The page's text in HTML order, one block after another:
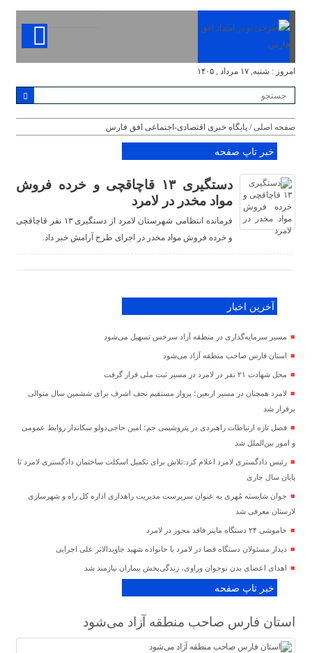
امروز : شنبه, ۱۷ مرداد , ۱۴۰۵
صفحه اصلی/ پایگاه خبری اقتصادی-اجتماعی افق فارس
خبر تاپ صفحه
دستگیری ۱۳ قاچاقچی و خرده فروش
مواد مخدر در لامرد
فرمانده انتظامی شهرستان لامرد از دستگیری ۱۳ نفر قاچاقچی
و خرده فروش مواد مخدر در اجرای طرح آرامش خبر داد.
آخرین اخبار
مسیر سرمایه‌گذاری در منطقه آزاد سرخس تسهیل می‌شود
استان فارس صاحب منطقه آزاد می‌شود
محل شهادت ۲۱ نفر در لامرد در مسیر ثبت ملی قرار گرفت
لامرد همچنان در مسیر اربعین؛ پرواز مستقیم نجف اشرف برای ششمین سال متوالی
برقرار شد
فصل تازه ارتباطات راهبردی در پتروشیمی جم؛ امین حاجی‌دولو سکاندار روابط عمومی
و امور بین‌الملل شد
رئیس دادگستری لامرد اعلام کرد:تلاش برای تکمیل اسکلت ساختمان دادگستری لامرد تا
پایان سال جاری
جوان شایسته مُهری به عنوان سرپرست مدیریت راهداری اداره کل راه و شهرسازی
لارستان معرفی شد
خاموشی ۲۴ دستگاه ماینر فاقد مجوز در لامرد
دیدار مسئولان دستگاه قضا در لامرد با خانواده شهید جاویدالاثر علی اجرایی
اهدای اعضای بدن نوجوان وراوی، زندگی‌بخش بیماران نیازمند شد
خبر تاپ صفحه
استان فارس صاحب منطقه آزاد می‌شود